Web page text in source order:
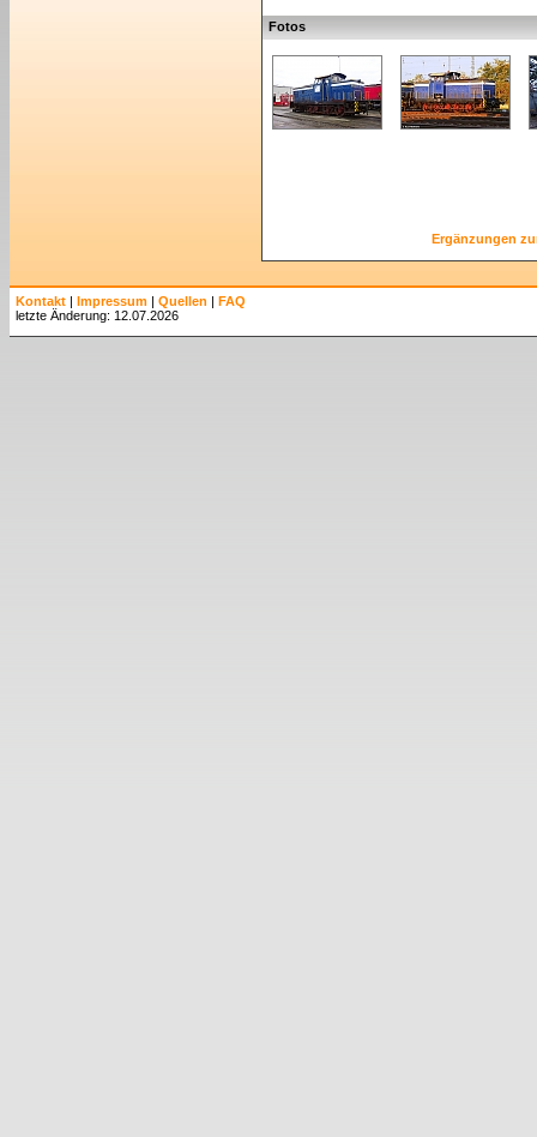
Fotos
Ergänzungen
Kontakt | Impressum | Quellen | FAQ
letzte Änderung: 12.07.2026